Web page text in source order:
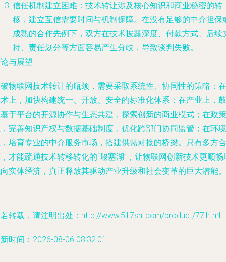
信任机制建立困难 ：技术转让涉及核心知识和商业秘密的转
移，建立互信需要时间与机制保障。在没有足够的中介担保
成熟的合作先例下，双方在技术披露深度、付款方式、后续
持、责任划分等方面容易产生分歧，导致谈判失败。
与展望
物联网技术转让的瓶颈，需要采取系统性、协同性的策略：在
上，加快构建统一、开放、安全的标准化体系；在产业上，鼓
于平台的开源协作与生态共建，探索创新的商业模式；在政策
完善知识产权与数据基础制度，优化跨部门协同监管；在环境
培育专业的中介服务市场，搭建供需对接的桥梁。只有多方合
才能疏通技术转移转化的“堰塞湖”，让物联网创新技术更顺畅
实体经济，真正释放其驱动产业升级和社会变革的巨大潜能。
转载，请注明出处：http://www.517shi.com/product/77.html
时间：2026-08-06 08:32:01